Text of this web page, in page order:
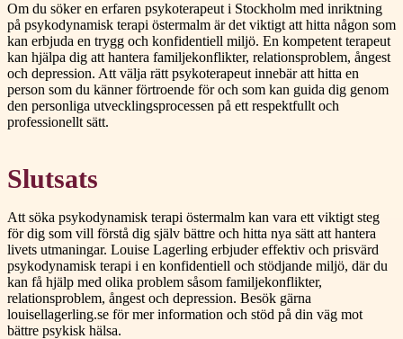
Om du söker en erfaren psykoterapeut i Stockholm med inriktning
på psykodynamisk terapi östermalm är det viktigt att hitta någon som
kan erbjuda en trygg och konfidentiell miljö. En kompetent terapeut
kan hjälpa dig att hantera familjekonflikter, relationsproblem, ångest
och depression. Att välja rätt psykoterapeut innebär att hitta en
person som du känner förtroende för och som kan guida dig genom
den personliga utvecklingsprocessen på ett respektfullt och
professionellt sätt.
Slutsats
Att söka psykodynamisk terapi östermalm kan vara ett viktigt steg
för dig som vill förstå dig själv bättre och hitta nya sätt att hantera
livets utmaningar. Louise Lagerling erbjuder effektiv och prisvärd
psykodynamisk terapi i en konfidentiell och stödjande miljö, där du
kan få hjälp med olika problem såsom familjekonflikter,
relationsproblem, ångest och depression. Besök gärna
louisellagerling.se för mer information och stöd på din väg mot
bättre psykisk hälsa.